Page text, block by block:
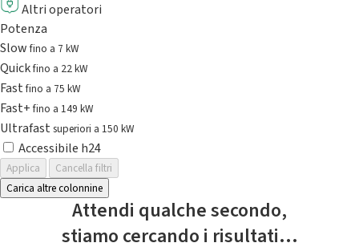
Altri operatori
Potenza
Slowfino a 7 kW
Quickfino a 22 kW
Fastfino a 75 kW
Fast+fino a 149 kW
Ultrafast superiori a 150 kW
Accessibile h24
Applica
Cancella filtri
Carica altre colonnine
Attendi qualche secondo,
stiamo cercando i risultati...